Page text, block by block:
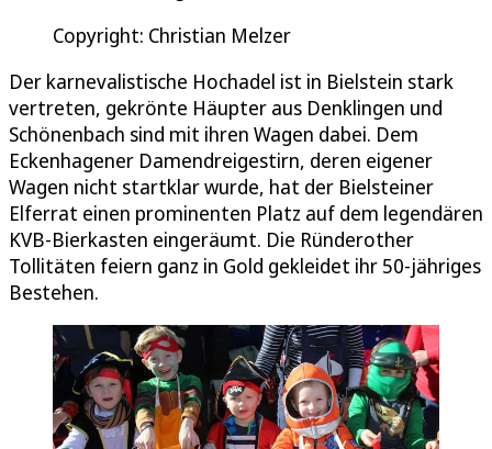
Copyright: Christian Melzer
Der karnevalistische Hochadel ist in Bielstein stark
vertreten, gekrönte Häupter aus Denklingen und
Schönenbach sind mit ihren Wagen dabei. Dem
Eckenhagener Damendreigestirn, deren eigener
Wagen nicht startklar wurde, hat der Bielsteiner
Elferrat einen prominenten Platz auf dem legendären
KVB-Bierkasten eingeräumt. Die Ründerother
Tollitäten feiern ganz in Gold gekleidet ihr 50-jähriges
Bestehen.